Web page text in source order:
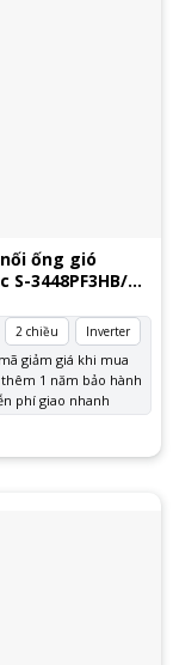
ống gió
S-3448PF3HB/U-
2 chiều Inverter
giảm giá khi mua
thêm 1 năm bảo hành
phí giao nhanh